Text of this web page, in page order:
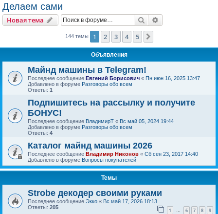
Делаем сами
Новая тема Поиск
144 темы 1 2 3 4 5
Объявления
Майнд машины в Telegram!
Последнее сообщение Евгений Борисович « Пн июн 16, 2025 13:47
Добавлено в форуме Разговоры обо всем
Ответы: 1
Подпишитесь на рассылку и получите
БОНУС!
Последнее сообщение ВладимирТ « Вс май 05, 2024 19:44
Добавлено в форуме Разговоры обо всем
Ответы: 4
Каталог майнд машины 2026
Последнее сообщение Владимир Никонов « Сб сен 23, 2017 14:40
Добавлено в форуме Вопросы покупателей
Темы
Strobe декодер своими руками
Последнее сообщение Экко « Вс май 17, 2026 18:13
Ответы: 205 1 … 6 7 8 9